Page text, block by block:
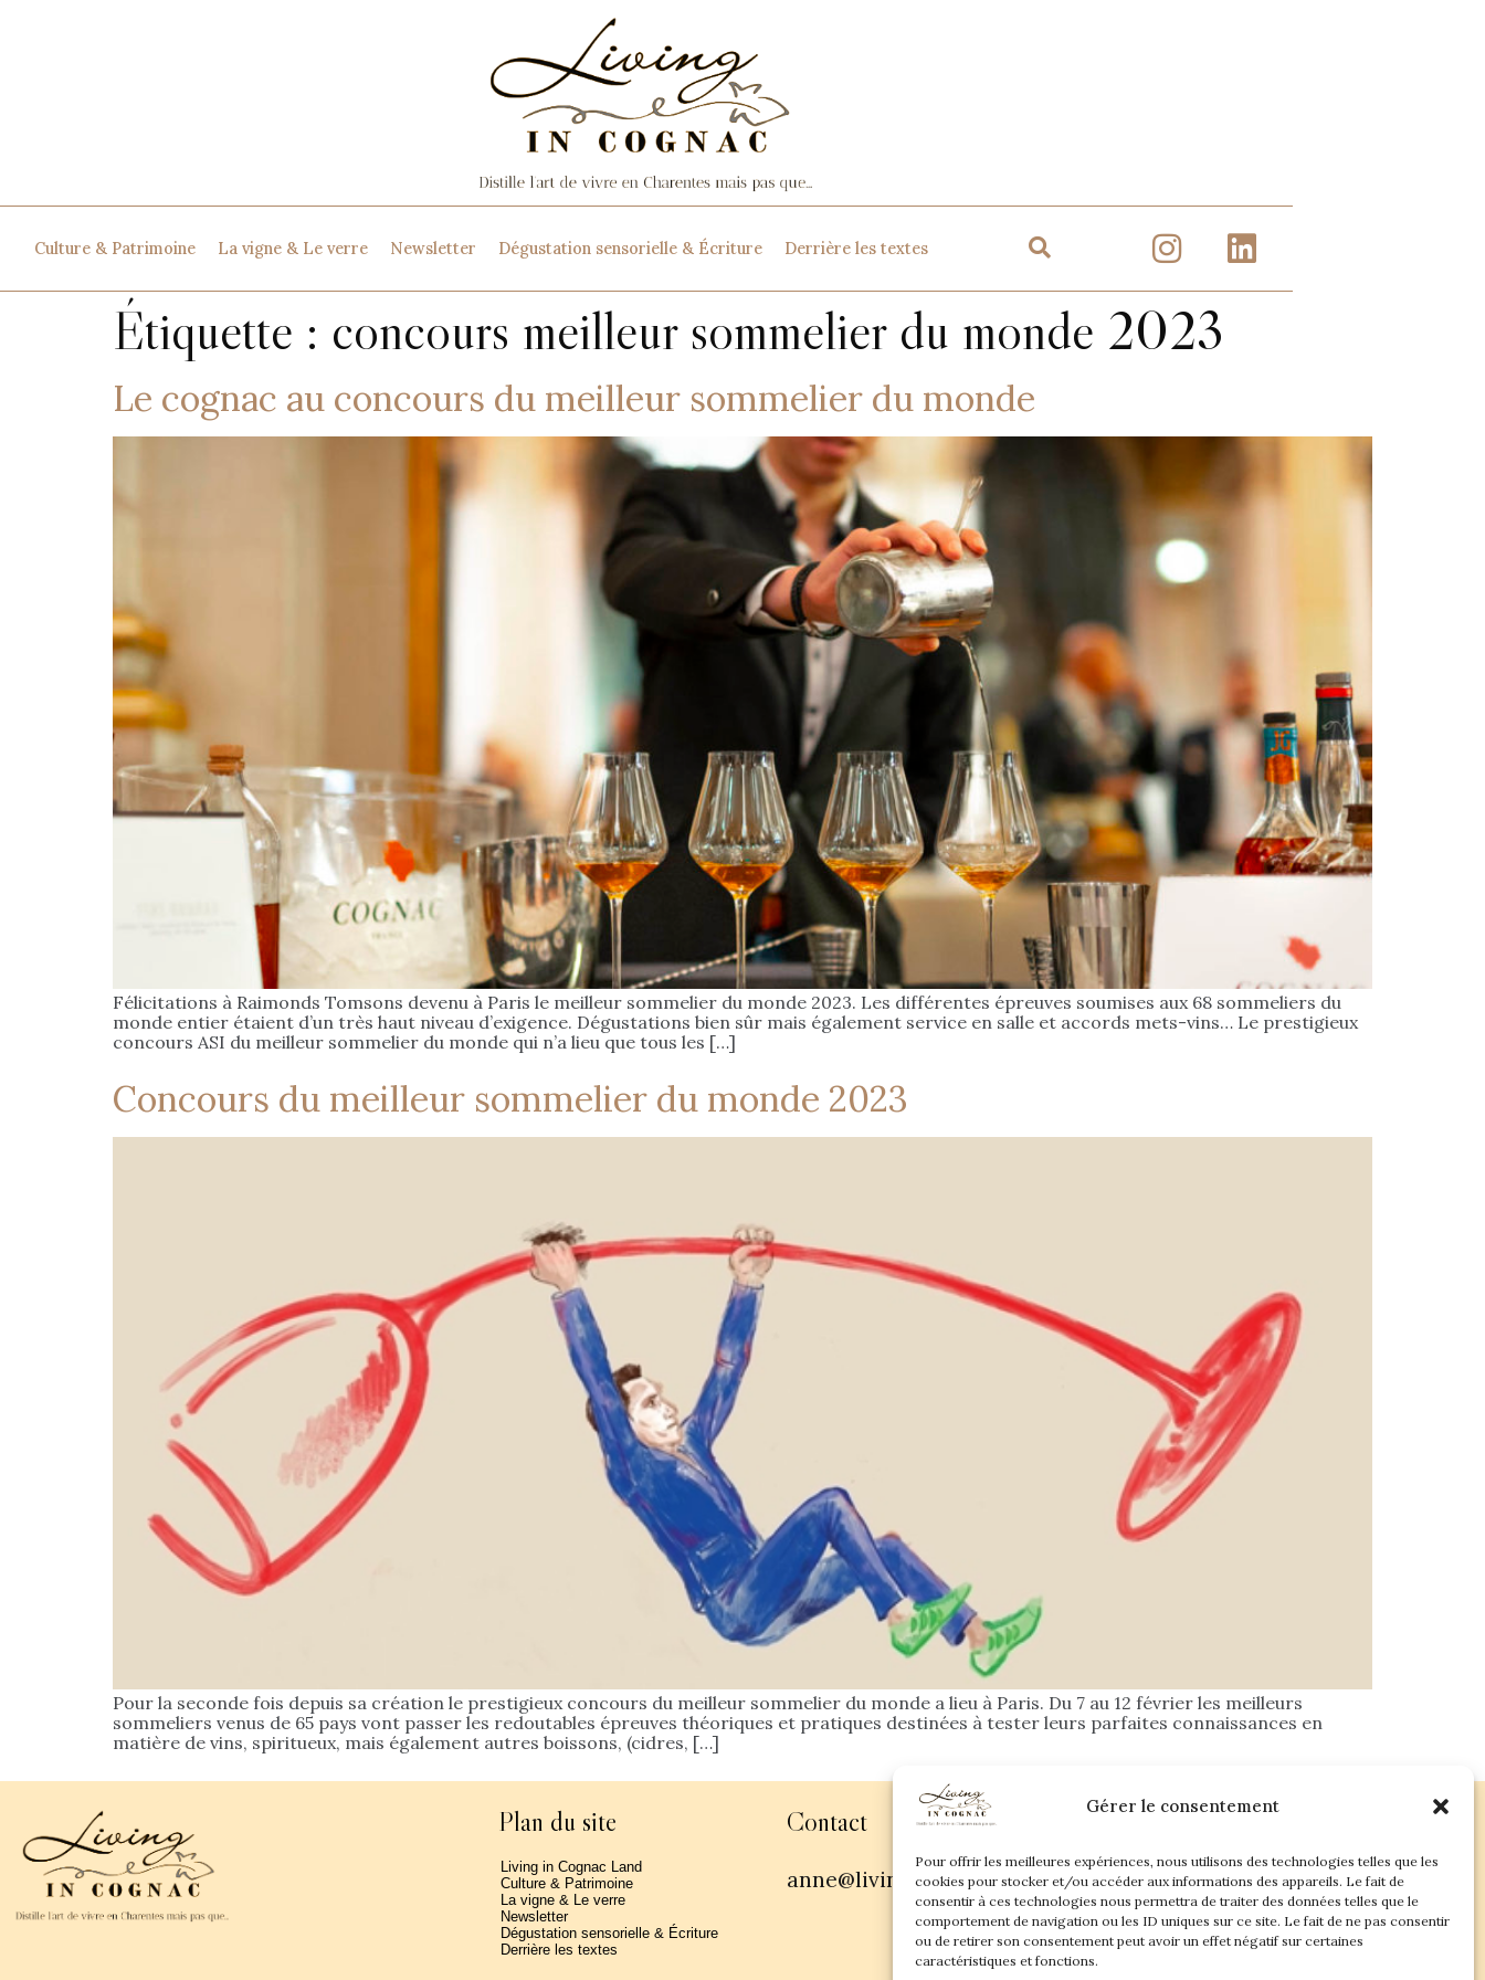
Gérer le consentement
Pour offrir les meilleures expériences, nous utilisons des technologies telles que les
cookies pour stocker et/ou accéder aux informations des appareils. Le fait de
consentir à ces technologies nous permettra de traiter des données telles que le
comportement de navigation ou les ID uniques sur ce site. Le fait de ne pas consentir
ou de retirer son consentement peut avoir un effet négatif sur certaines
caractéristiques et fonctions.
Culture & Patrimoine La vigne & Le verre Newsletter Dégustation sensorielle & Écriture Derrière les textes
Étiquette : concours meilleur sommelier du monde 2023
Le cognac au concours du meilleur sommelier du monde
Félicitations à Raimonds Tomsons devenu à Paris le meilleur sommelier du monde 2023. Les différentes épreuves soumises aux 68 sommeliers du
monde entier étaient d’un très haut niveau d’exigence. Dégustations bien sûr mais également service en salle et accords mets-vins… Le prestigieux
concours ASI du meilleur sommelier du monde qui n’a lieu que tous les […]
Concours du meilleur sommelier du monde 2023
Pour la seconde fois depuis sa création le prestigieux concours du meilleur sommelier du monde a lieu à Paris. Du 7 au 12 février les meilleurs
sommeliers venus de 65 pays vont passer les redoutables épreuves théoriques et pratiques destinées à tester leurs parfaites connaissances en
matière de vins, spiritueux, mais également autres boissons, (cidres, […]
Plan du site
Living in Cognac Land
Culture & Patrimoine
La vigne & Le verre
Newsletter
Dégustation sensorielle & Écriture
Derrière les textes
Contact
anne@livingincognac.com